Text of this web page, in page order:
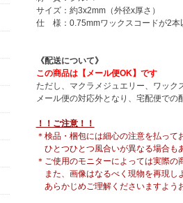
サイズ：約3x2mm（外径x厚さ）
仕 様：0.75mmワックスコードが2本
《配送について》
この商品は【メール便OK】です
ただし、マクラメジュエリー、ワック
メール便の対応外となり、宅配便での
！！ご注意！！
＊検品・梱包には細心の注意を払って
ひとつひとつ風合いが異なる場合も
＊ご使用のモニターによっては実際の
また、画像はなるべく現物を再現し
あらかじめご理解くださいますよう